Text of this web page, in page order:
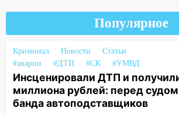
судом предстанет банда
автоподставщиков
13:36 В Инзе произошел
13:00
В суде защитили
мужчины, которого
обвиняли в жестоком
животными
Популярное
Криминал Новости
Статьи
#аварии
#ДТП #СК #УМВД
Инсценировали ДТП и
миллиона рублей: перед
банда автоподставщиков